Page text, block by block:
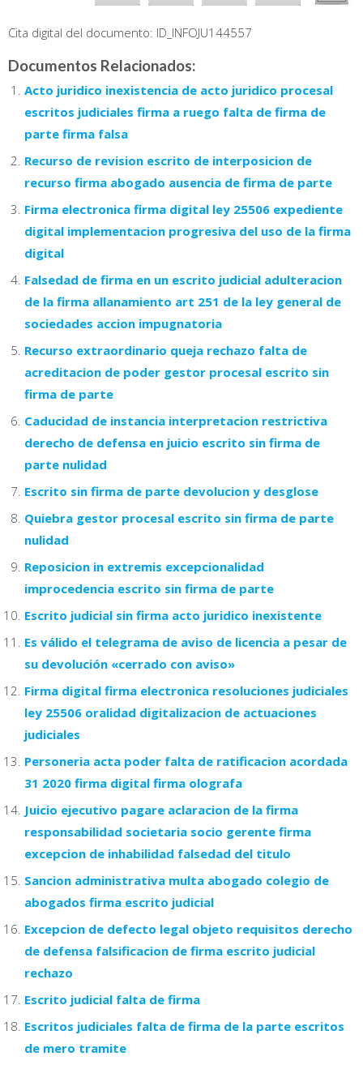
Cita digital del documento: ID_INFOJU144557
Documentos Relacionados:
Acto juridico inexistencia de acto juridico procesal
escritos judiciales firma a ruego falta de firma de
parte firma falsa
Recurso de revision escrito de interposicion de
recurso firma abogado ausencia de firma de parte
Firma electronica firma digital ley 25506 expediente
digital implementacion progresiva del uso de la firma
digital
Falsedad de firma en un escrito judicial adulteracion
de la firma allanamiento art 251 de la ley general de
sociedades accion impugnatoria
Recurso extraordinario queja rechazo falta de
acreditacion de poder gestor procesal escrito sin
firma de parte
Caducidad de instancia interpretacion restrictiva
derecho de defensa en juicio escrito sin firma de
parte nulidad
Escrito sin firma de parte devolucion y desglose
Quiebra gestor procesal escrito sin firma de parte
nulidad
Reposicion in extremis excepcionalidad
improcedencia escrito sin firma de parte
Escrito judicial sin firma acto juridico inexistente
Es válido el telegrama de aviso de licencia a pesar de
su devolución «cerrado con aviso»
Firma digital firma electronica resoluciones judiciales
ley 25506 oralidad digitalizacion de actuaciones
judiciales
Personeria acta poder falta de ratificacion acordada
31 2020 firma digital firma olografa
Juicio ejecutivo pagare aclaracion de la firma
responsabilidad societaria socio gerente firma
excepcion de inhabilidad falsedad del titulo
Sancion administrativa multa abogado colegio de
abogados firma escrito judicial
Excepcion de defecto legal objeto requisitos derecho
de defensa falsificacion de firma escrito judicial
rechazo
Escrito judicial falta de firma
Escritos judiciales falta de firma de la parte escritos
de mero tramite